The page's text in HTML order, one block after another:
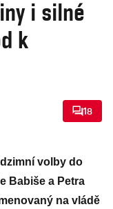
i silné
k
18
volby do
Babiše a Petra
na vládě